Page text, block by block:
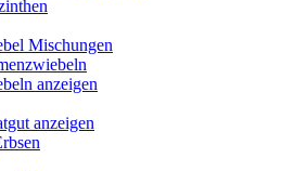
Mischungen
anzeigen
anzeigen